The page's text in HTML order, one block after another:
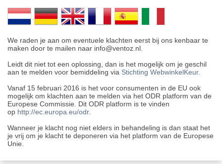
We raden je aan om eventuele klachten eerst bij ons kenbaar te
maken door te mailen naar info@ventoz.nl.
Leidt dit niet tot een oplossing, dan is het mogelijk om je geschil
aan te melden voor bemiddeling via Stichting WebwinkelKeur.
Vanaf 15 februari 2016 is het voor consumenten in de EU ook
mogelijk om klachten aan te melden via het ODR platform van de
Europese Commissie. Dit ODR platform is te vinden
op http://ec.europa.eu/odr.
Wanneer je klacht nog niet elders in behandeling is dan staat het
je vrij om je klacht te deponeren via het platform van de Europese
Unie.